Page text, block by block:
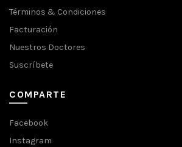
Términos & Condiciones
Facturación
Nuestros Doctores
Suscríbete
COMPARTE
Facebook
Instagram